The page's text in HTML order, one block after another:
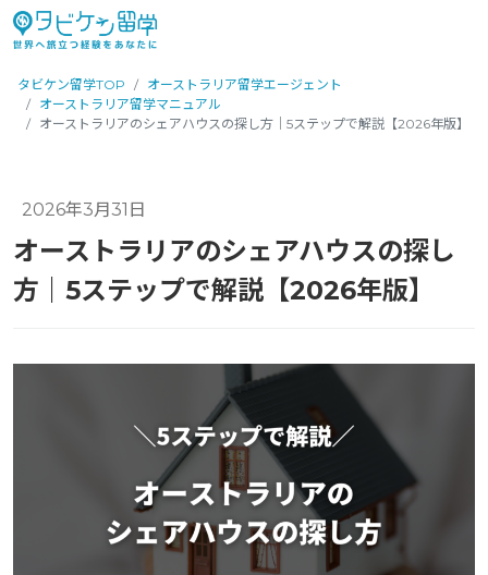
タビケン留学TOP
オーストラリア留学エージェント
オーストラリア留学マニュアル
オーストラリアのシェアハウスの探し方｜5ステップで解説【2026年版】
2026年3月31日
オーストラリアのシェアハウスの探し
方｜5ステップで解説【2026年版】